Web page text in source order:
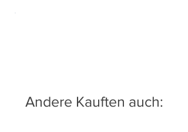
Andere Kauften auch: